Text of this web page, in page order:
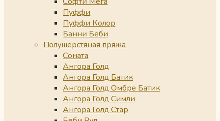
Пуффи
Пуффи Колор
Банни Беби
Полушерстяная пряжа
Соната
Ангора Голд
Ангора Голд Батик
Ангора Голд Омбре Батик
Ангора Голд Симли
Ангора Голд Стар